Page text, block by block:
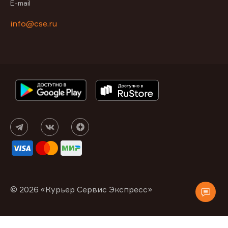
E-mail
info@cse.ru
© 2026 «Курьер Сервис Экспресс»